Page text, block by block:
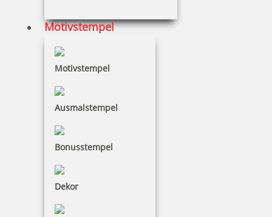
Motivstempel
Motivstempel
Ausmalstempel
Bonusstempel
Dekor
Colop Classic Line 2860 Datumsstempel 66x47 mm
99,33 €
Jetzt gestalten